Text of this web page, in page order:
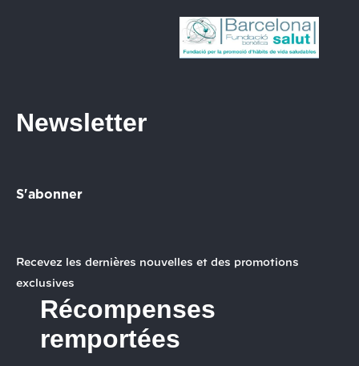
Newsletter
S'abonner
Recevez les dernières nouvelles et des promotions
exclusives
Récompenses
remportées